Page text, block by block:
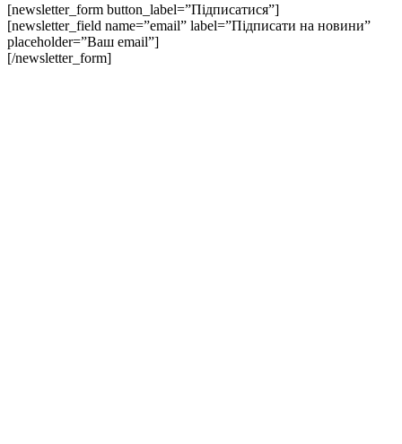
[newsletter_form button_label=”Підписатися”]
[newsletter_field name=”email” label=”Підписати на новини”
placeholder=”Ваш email”]
[/newsletter_form]